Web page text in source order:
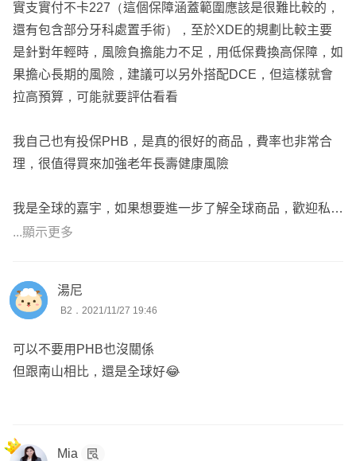
實支實付不卡227（這個保障涵蓋範圍應該是很難比較的，
還有包含部分牙科處置手術），至於XDE的規劃比較主要
是針對年輕時，風險負擔能力不足，用低保費換高保障，如
果擔心長期的風險，建議可以另外搭配DCE，但這樣就會
拉高預算，可能就要評估看看
我自己也有投保PHB，是真的很好的商品，費率也非常合
理，很值得買來加強老年長壽健康風險
我是全球的嘉宇，如果想要進一步了解全球商品，歡迎私訊
聊聊
...顯示更多
湯尼
B2．2021/11/27 19:46
可以不要用PHB也沒關係
但跟南山相比，還是全球好😂
Mia